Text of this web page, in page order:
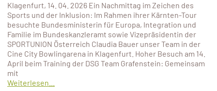
Klagenfurt, 14. 04. 2026 Ein Nachmittag im Zeichen des
Sports und der Inklusion: Im Rahmen ihrer Kärnten-Tour
besuchte Bundesministerin für Europa, Integration und
Familie im Bundeskanzleramt sowie Vizepräsidentin der
SPORTUNION Österreich Claudia Bauer unser Team in der
Cine City Bowlingarena in Klagenfurt. Hoher Besuch am 14.
April beim Training der DSG Team Grafenstein: Gemeinsam
mit
Weiterlesen...